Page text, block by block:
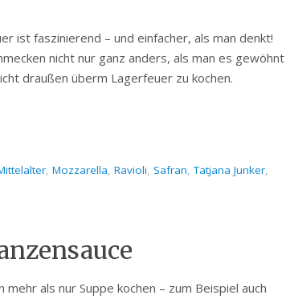
ist faszinierend – und einfacher, als man denkt!
nicht nur ganz anders, als man es gewöhnt
draußen überm Lagerfeuer zu kochen.
, Mozzarella, Ravioli, Safran,Tatjana Junker,
mehr als nur Suppe kochen – zum Beispiel auch